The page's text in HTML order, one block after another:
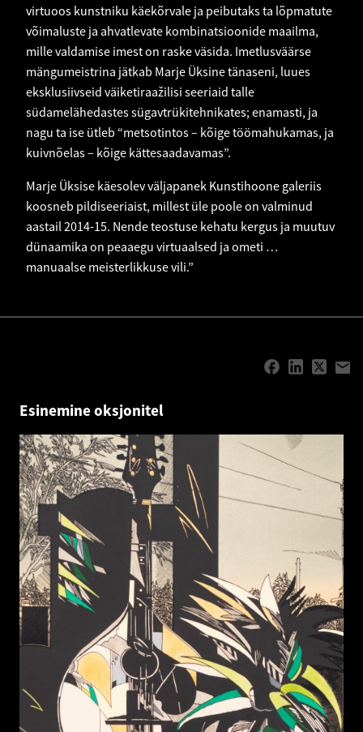
virtuoos kunstniku käekõrvale ja peibutaks ta lõpmatute
võimaluste ja ahvatlevate kombinatsioonide maailma,
mille valdamise imest on raske väsida. Imetlusväärse
mängumeistrina jätkab Marje Üksine tänaseni, luues
eksklusiivseid väiketiraažilisi seeriaid talle
südamelähedastes sügavtrükitehnikates; enamasti, ja
nagu ta ise ütleb “metsotintos – kõige töömahukamas, ja
kuivnõelas – kõige kättesaadavamas”.
Marje Üksise käesolev väljapanek Kunstihoone galeriis
koosneb pildiseeriaist, millest üle poole on valminud
aastail 2014-15. Nende teostuse kehatu kergus ja muutuv
dünaamika on peaaegu virtuaalsed ja ometi …
manuaalse meisterlikkuse vili.”
Esinemine oksjonitel